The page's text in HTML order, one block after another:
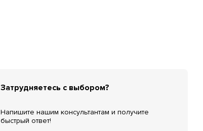
Затрудняетесь с выбором?
Напишите нашим консультантам и получите
быстрый ответ!